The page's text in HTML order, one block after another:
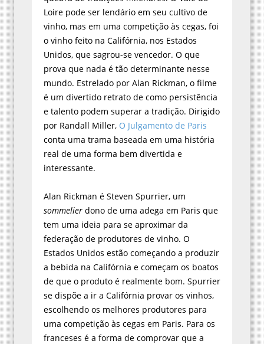
Loire pode ser lendário em seu cultivo de
vinho, mas em uma competição às cegas, foi
o vinho feito na Califórnia, nos Estados
Unidos, que sagrou-se vencedor. O que
prova que nada é tão determinante nesse
mundo. Estrelado por Alan Rickman, o filme
é um divertido retrato de como persistência
e talento podem superar a tradição. Dirigido
por Randall Miller, O Julgamento de Paris
conta uma trama baseada em uma história
real de uma forma bem divertida e
interessante.
Alan Rickman é Steven Spurrier, um
sommelier dono de uma adega em Paris que
tem uma ideia para se aproximar da
federação de produtores de vinho. O
Estados Unidos estão começando a produzir
a bebida na Califórnia e começam os boatos
de que o produto é realmente bom. Spurrier
se dispõe a ir a Califórnia provar os vinhos,
escolhendo os melhores produtores para
uma competição às cegas em Paris. Para os
franceses é a forma de comprovar que a